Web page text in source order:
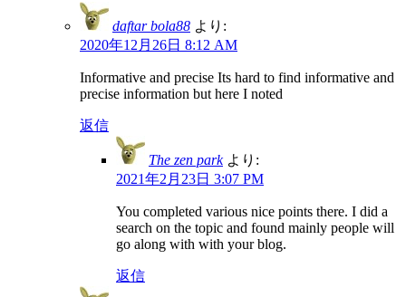
daftar bola88 より:
2020年12月26日 8:12 AM
Informative and precise Its hard to find informative and
precise information but here I noted
返信
The zen park より:
2021年2月23日 3:07 PM
You completed various nice points there. I did a
search on the topic and found mainly people will
go along with with your blog.
返信